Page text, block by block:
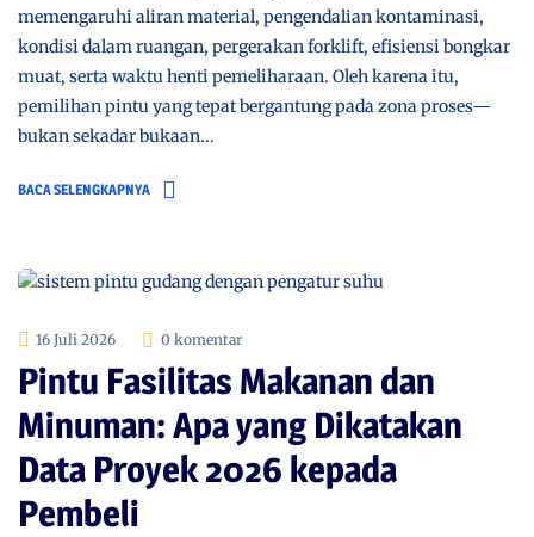
memengaruhi aliran material, pengendalian kontaminasi,
kondisi dalam ruangan, pergerakan forklift, efisiensi bongkar
muat, serta waktu henti pemeliharaan. Oleh karena itu,
pemilihan pintu yang tepat bergantung pada zona proses—
bukan sekadar bukaan...
BACA SELENGKAPNYA
16 Juli 2026 0 komentar
Pintu Fasilitas Makanan dan
Minuman: Apa yang Dikatakan
Data Proyek 2026 kepada
Pembeli